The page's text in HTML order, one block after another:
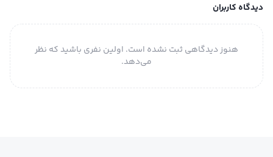
دیدگاه کاربران
هنوز دیدگاهی ثبت نشده است. اولین نفری باشید که نظر
می‌دهد.